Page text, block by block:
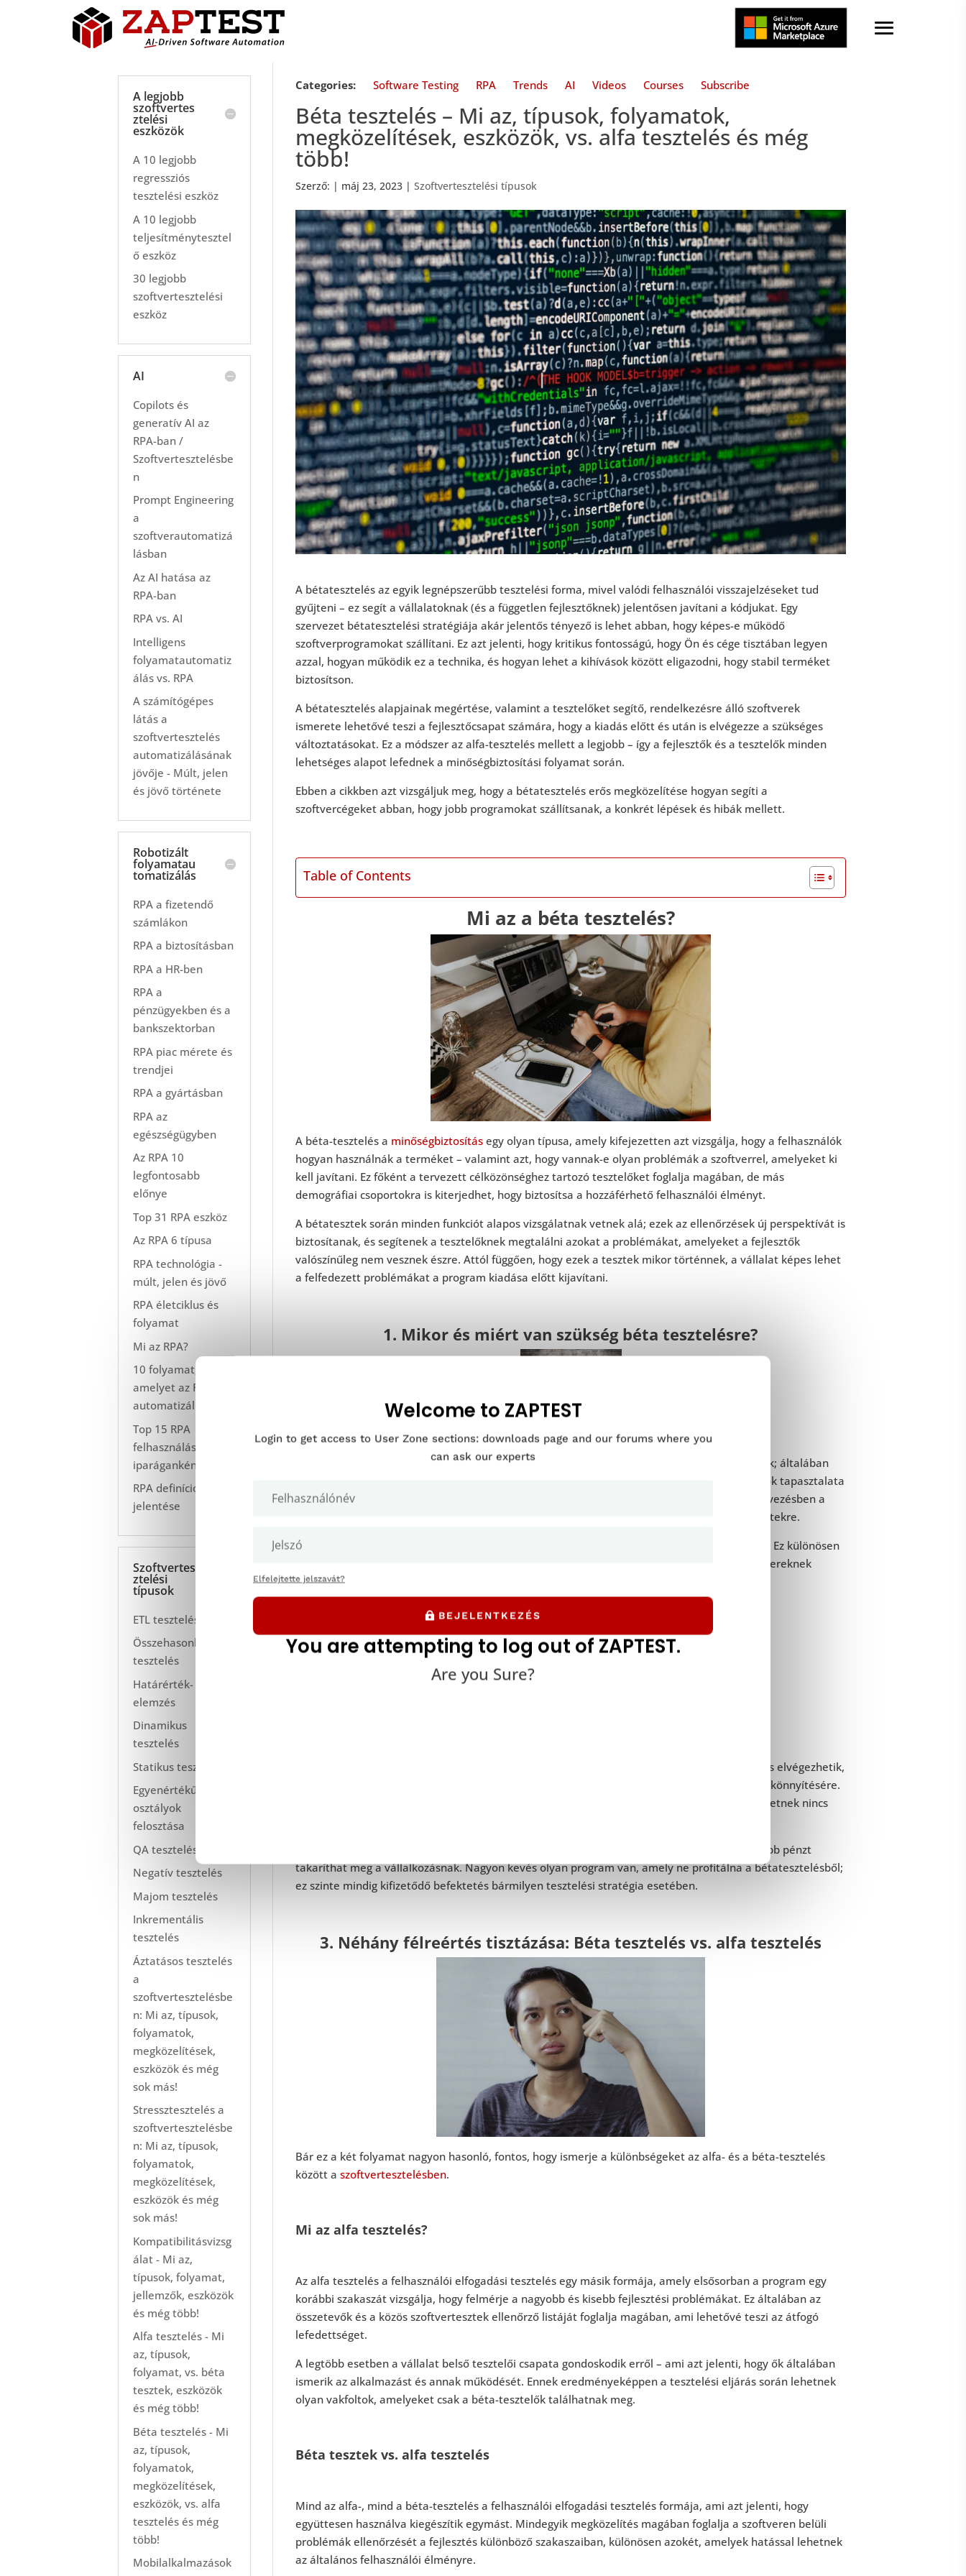
Categories: Software Testing RPA Trends AI Videos Courses Subscribe
Béta tesztelés – Mi az, típusok, folyamatok,
megközelítések, eszközök, vs. alfa tesztelés és még
több!
Szerző: | máj 23, 2023 |Szoftvertesztelési típusok
A bétatesztelés az egyik legnépszerűbb tesztelési forma, mivel valódi felhasználói visszajelzéseket tud
gyűjteni – ez segít a vállalatoknak (és a független fejlesztőknek) jelentősen javítani a kódjukat. Egy
szervezet bétatesztelési stratégiája akár jelentős tényező is lehet abban, hogy képes-e működő
szoftverprogramokat szállítani. Ez azt jelenti, hogy kritikus fontosságú, hogy Ön és cége tisztában legyen
azzal, hogyan működik ez a technika, és hogyan lehet a kihívások között eligazodni, hogy stabil terméket
biztosítson.
A bétatesztelés alapjainak megértése, valamint a tesztelőket segítő, rendelkezésre álló szoftverek
ismerete lehetővé teszi a fejlesztőcsapat számára, hogy a kiadás előtt és után is elvégezze a szükséges
változtatásokat. Ez a módszer az alfa-tesztelés mellett a legjobb – így a fejlesztők és a tesztelők minden
lehetséges alapot lefednek a minőségbiztosítási folyamat során.
Ebben a cikkben azt vizsgáljuk meg, hogy a bétatesztelés erős megközelítése hogyan segíti a
szoftvercégeket abban, hogy jobb programokat szállítsanak, a konkrét lépések és hibák mellett.
Table of Contents
Mi az a béta tesztelés?
A béta-tesztelés a minőségbiztosítás egy olyan típusa, amely kifejezetten azt vizsgálja, hogy a felhasználók
hogyan használnák a terméket – valamint azt, hogy vannak-e olyan problémák a szoftverrel, amelyeket ki
kell javítani. Ez főként a tervezett célközönséghez tartozó tesztelőket foglalja magában, de más
demográfiai csoportokra is kiterjedhet, hogy biztosítsa a hozzáférhető felhasználói élményt.
A bétatesztek során minden funkciót alapos vizsgálatnak vetnek alá; ezek az ellenőrzések új perspektívát is
biztosítanak, és segítenek a tesztelőknek megtalálni azokat a problémákat, amelyeket a fejlesztők
valószínűleg nem vesznek észre. Attól függően, hogy ezek a tesztek mikor történnek, a vállalat képes lehet
a felfedezett problémákat a program kiadása előtt kijavítani.
1. Mikor és miért van szükség béta tesztelésre?
A béta-tesztelés általában az alfa-tesztelés után, de még a termék bevezetése előtt kezdődik; általában
akkor, amikor az alkalmazás körülbelül 95%-ban elkészült. Ez azt jelenti, hogy a béta tesztelők tapasztalata
nagyon hasonló, ha nem is azonos a végső felhasználókéval – és biztosítja, hogy a terméktervezésben a
megjelenés előtt ne történjenek olyan jelentős változások, amelyek hatással lehetnek a tesztekre.
A bétatesztelés lehetőséget ad a fejlesztőknek arra, hogy új szemszögből lássák munkájukat. Ez különösen
, beleértve azt is, hogy mennyire könnyű az embereknek
rájönni, hogyan működik pontosan a szoftver.
2. Amikor nem kell béta tesztelést végeznie
A vállalatok az alfa-tesztelést és más típusú minőségbiztosítást a felhasználó szemszögéből is elvégezhetik,
is alkalmazhatnak ennek megkönnyítésére.
Ez nem fed le minden lehetséges szempontot, de hatékony helyettesítője lehet, ha a szervezetnek nincs
Még ezekben a helyzetekben is különösen hasznos lehet a bétatesztelés, és hosszú távon több pénzt
takaríthat meg a vállalkozásnak. Nagyon kevés olyan program van, amely ne profitálna a bétatesztelésből;
ez szinte mindig kifizetődő befektetés bármilyen tesztelési stratégia esetében.
3. Néhány félreértés tisztázása: Béta tesztelés vs. alfa tesztelés
Bár ez a két folyamat nagyon hasonló, fontos, hogy ismerje a különbségeket az alfa- és a béta-tesztelés
között aszoftvertesztelésben.
Mi az alfa tesztelés?
Az alfa tesztelés a felhasználói elfogadási tesztelés egy másik formája, amely elsősorban a program egy
korábbi szakaszát vizsgálja, hogy felmérje a nagyobb és kisebb fejlesztési problémákat. Ez általában az
összetevők és a közös szoftvertesztek ellenőrző listáját foglalja magában, ami lehetővé teszi az átfogó
lefedettséget.
A legtöbb esetben a vállalat belső tesztelői csapata gondoskodik erről – ami azt jelenti, hogy ők általában
ismerik az alkalmazást és annak működését. Ennek eredményeképpen a tesztelési eljárás során lehetnek
olyan vakfoltok, amelyeket csak a béta-tesztelők találhatnak meg.
Béta tesztek vs. alfa tesztelés
Mind az alfa-, mind a béta-tesztelés a felhasználói elfogadási tesztelés formája, ami azt jelenti, hogy
együttesen használva kiegészítik egymást. Mindegyik megközelítés magában foglalja a szoftveren belüli
problémák ellenőrzését a fejlesztés különböző szakaszaiban, különösen azokét, amelyek hatással lehetnek
az általános felhasználói élményre.
A legjobb
szoftvertes
ztelési
eszközök
A 10 legjobb
regressziós
tesztelési eszköz
A 10 legjobb
teljesítménytesztel
ő eszköz
30 legjobb
szoftvertesztelési
eszköz
AI
Copilots és
generatív AI az
RPA-ban /
Szoftvertesztelésbe
n
Prompt Engineering
a
szoftverautomatizá
lásban
Az AI hatása az
RPA-ban
RPA vs. AI
Intelligens
folyamatautomatiz
álás vs. RPA
A számítógépes
látás a
szoftvertesztelés
automatizálásának
jövője - Múlt, jelen
és jövő története
Robotizált
folyamatau
tomatizálás
RPA a fizetendő
számlákon
RPA a biztosításban
RPA a HR-ben
RPA a
pénzügyekben és a
bankszektorban
RPA piac mérete és
trendjei
RPA a gyártásban
RPA az
egészségügyben
Az RPA 10
legfontosabb
előnye
Top 31 RPA eszköz
Az RPA 6 típusa
RPA technológia -
múlt, jelen és jövő
RPA életciklus és
folyamat
Mi az RPA?
10 folyamat,
amelyet az RPA
automatizálhat
Top 15 RPA
felhasználás
iparáganként
RPA definíció és
jelentése
Szoftvertes
ztelési
típusok
ETL tesztelés
Összehasonlító
tesztelés
Határérték-
elemzés
Dinamikus
tesztelés
Statikus tesztelés
Egyenértékűségi
osztályok
felosztása
QA tesztelés
Negatív tesztelés
Majom tesztelés
Inkrementális
tesztelés
Áztatásos tesztelés
a
szoftvertesztelésbe
n: Mi az, típusok,
folyamatok,
megközelítések,
eszközök és még
sok más!
Stressztesztelés a
szoftvertesztelésbe
n: Mi az, típusok,
folyamatok,
megközelítések,
eszközök és még
sok más!
Kompatibilitásvizsg
álat - Mi az,
típusok, folyamat,
jellemzők, eszközök
és még több!
Alfa tesztelés - Mi
az, típusok,
folyamat, vs. béta
tesztek, eszközök
és még több!
Béta tesztelés - Mi
az, típusok,
folyamatok,
megközelítések,
eszközök, vs. alfa
tesztelés és még
több!
Mobilalkalmazások
Welcome to ZAPTEST
Login to get access to User Zone sections: downloads page and our forums where you
can ask our experts
Elfelejtette jelszavát?
BEJELENTKEZÉS
You are attempting to log out of ZAPTEST.
Are you Sure?